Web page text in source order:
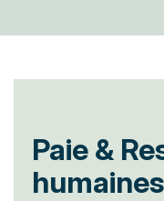
Paie &
humaines